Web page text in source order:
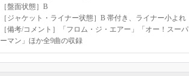
［盤面状態］B
［ジャケット・ライナー状態］B 帯付き、ライナー小よれ
［備考/コメント］「フロム・ジ・エアー」「オー！スーパ
ーマン」ほか全9曲の収録